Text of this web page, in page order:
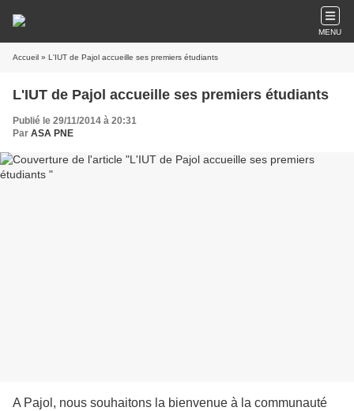
MENU
Accueil » L'IUT de Pajol accueille ses premiers étudiants
L'IUT de Pajol accueille ses premiers étudiants
Publié le 29/11/2014 à 20:31
Par ASA PNE
A Pajol, nous souhaitons la bienvenue à la communauté